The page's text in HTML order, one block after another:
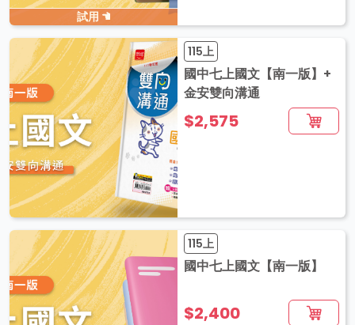
試用
115上
國中七上國文【南一版】+
金安雙向溝通
$2,575
115上
國中七上國文【南一版】
$2,400